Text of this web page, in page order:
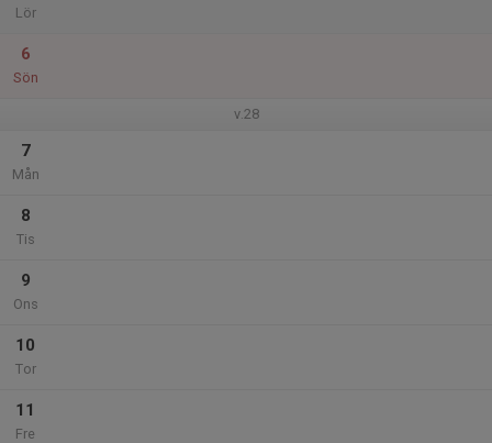
Lör
6
Sön
v.28
7
Mån
8
Tis
9
Ons
10
Tor
11
Fre